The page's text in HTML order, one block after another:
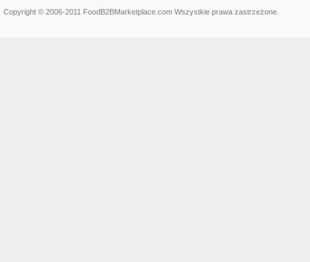
Copyright © 2006-2011 FoodB2BMarketplace.com Wszystkie prawa zastrzeżone.